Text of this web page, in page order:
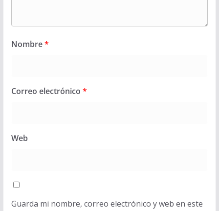
Nombre*
Correo electrónico *
Web
Guarda mi nombre, correo electrónico y web en este